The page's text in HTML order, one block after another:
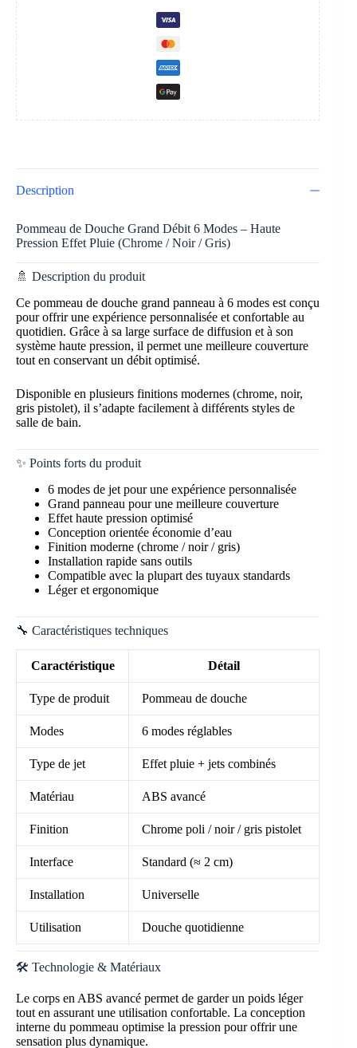
Description
Pommeau de Douche Grand Débit 6 Modes – Haute
Pression Effet Pluie (Chrome / Noir / Gris)
🚿 Description du produit
Ce pommeau de douche grand panneau à 6 modes est conçu
pour offrir une expérience personnalisée et confortable au
quotidien. Grâce à sa large surface de diffusion et à son
système haute pression, il permet une meilleure couverture
tout en conservant un débit optimisé.
Disponible en plusieurs finitions modernes (chrome, noir,
gris pistolet), il s’adapte facilement à différents styles de
salle de bain.
✨ Points forts du produit
6 modes de jet pour une expérience personnalisée
Grand panneau pour une meilleure couverture
Effet haute pression optimisé
Conception orientée économie d’eau
Finition moderne (chrome / noir / gris)
Installation rapide sans outils
Compatible avec la plupart des tuyaux standards
Léger et ergonomique
🔧 Caractéristiques techniques
Caractéristique Détail
Type de produit Pommeau de douche
Modes 6 modes réglables
Type de jet Effet pluie + jets combinés
Matériau ABS avancé
Finition Chrome poli / noir / gris pistolet
Interface Standard (≈ 2 cm)
Installation Universelle
Utilisation Douche quotidienne
🛠️ Technologie & Matériaux
Le corps en ABS avancé permet de garder un poids léger
tout en assurant une utilisation confortable. La conception
interne du pommeau optimise la pression pour offrir une
sensation plus dynamique.